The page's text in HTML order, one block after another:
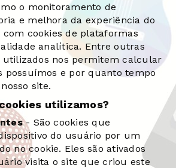
o monitoramento de
e melhora da experiência do
cookies de plataformas
analítica. Entre outras
utilizados nos permitem calcular
possuímos e por quanto tempo
site.
utilizamos?
- São cookies que
do usuário por um
no cookie. Eles são ativados
visita o site que criou este